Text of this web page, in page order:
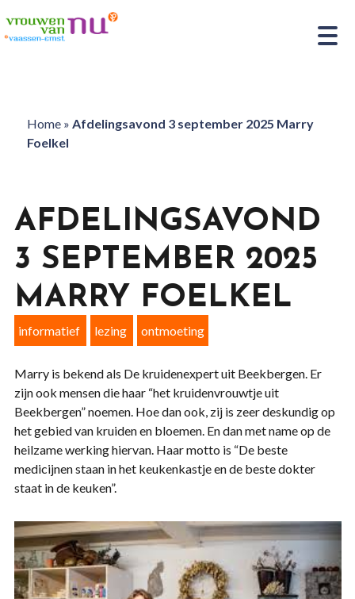
Home» Afdelingsavond 3 september 2025 Marry
Foelkel
AFDELINGSAVOND
3 SEPTEMBER 2025
MARRY FOELKEL
informatief lezing ontmoeting
Marry is bekend als De kruidenexpert uit Beekbergen. Er
zijn ook mensen die haar “het kruidenvrouwtje uit
Beekbergen” noemen. Hoe dan ook, zij is zeer deskundig op
het gebied van kruiden en bloemen. En dan met name op de
heilzame werking hiervan. Haar motto is “De beste
medicijnen staan in het keukenkastje en de beste dokter
staat in de keuken”.